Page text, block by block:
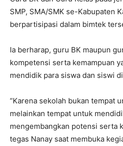
SMP, SMA/SMK se-Kabupaten
berpartisipasi dalam bimtek
Ia berharap, guru BK maupun
kompetensi serta kemampuan
mendidik para siswa dan siswi
“Karena sekolah bukan tempat
melainkan tempat untuk
mengembangkan potensi serta
tegas Nanay saat membuka